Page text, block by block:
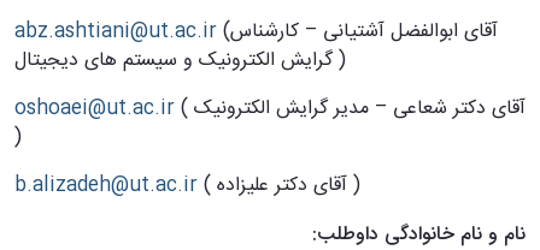
abz.ashtiani@ut.ac.ir(آقای ابوالفضل آشتیانی – کارشناس
گرایش الکترونیک و سیستم های دیجیتال )
oshoaei@ut.ac.ir( آقای دکتر شعاعی – مدیر گرایش الکترونیک
)
b.alizadeh@ut.ac.ir
( آقای دکتر علیزاده )
نام و نام خانوادگی داوطلب: